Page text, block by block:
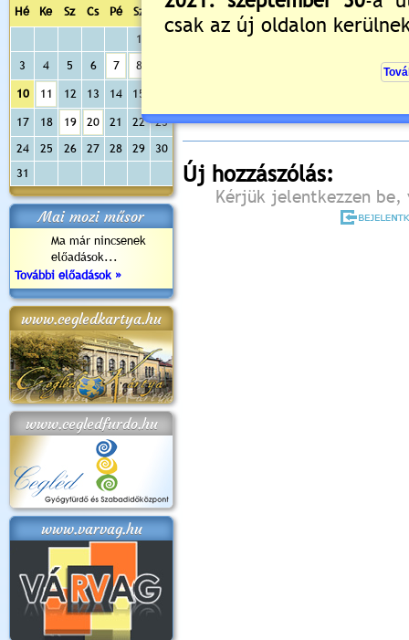
Hé Ke Sz Cs Pé Sz
Va
1
3
4 5 6 7 8
10 11 12 13 14 15
17 18 19 20 21 22
23
24
25 26 27 28 29
30
31
Mai mozi műsor
Ma már nincsenek
előadások...
További előadások »
www.cegledkartya.hu
www.cegledfurdo.hu
www.varvag.hu
Még nincsenek hozzászólások
Új hozzászólás:
Kérjük jelentkezzen be,